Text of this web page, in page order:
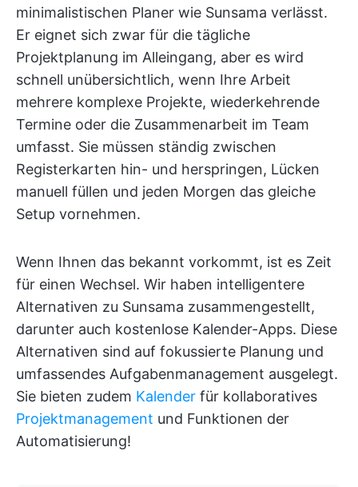
minimalistischen Planer wie Sunsama verlässt.
Er eignet sich zwar für die tägliche
Projektplanung im Alleingang, aber es wird
schnell unübersichtlich, wenn Ihre Arbeit
mehrere komplexe Projekte, wiederkehrende
Termine oder die Zusammenarbeit im Team
umfasst. Sie müssen ständig zwischen
Registerkarten hin- und herspringen, Lücken
manuell füllen und jeden Morgen das gleiche
Setup vornehmen.
Wenn Ihnen das bekannt vorkommt, ist es Zeit
für einen Wechsel. Wir haben intelligentere
Alternativen zu Sunsama zusammengestellt,
darunter auch kostenlose Kalender-Apps. Diese
Alternativen sind auf fokussierte Planung und
umfassendes Aufgabenmanagement ausgelegt.
Sie bieten zudem Kalender für kollaboratives
Projektmanagement und Funktionen der
Automatisierung!